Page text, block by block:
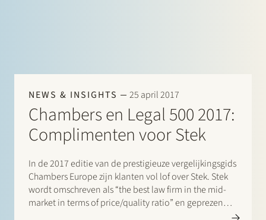
NEWS & INSIGHTS 25 april 2017
Chambers en Legal 500 2017:
Complimenten voor Stek
In de 2017 editie van de prestigieuze vergelijkingsgids
Chambers Europe zijn klanten vol lof over Stek. Stek
wordt omschreven als “the best law firm in the mid-
market in terms of price/quality ratio” en geprezen